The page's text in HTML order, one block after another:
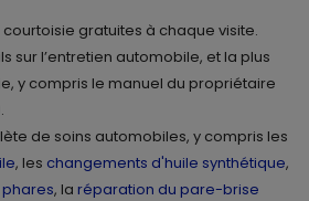
gratuites à chaque visite.
sur l’entretien automobile, et la plus
y compris le manuel du propriétaire
de soins automobiles, y compris les
, les changements d'huile synthétique,
, la réparation du pare-brise